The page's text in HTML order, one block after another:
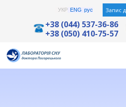
УКР ENG рус Запис
+38 (044) 537-36-86
+38 (050) 410-75-57